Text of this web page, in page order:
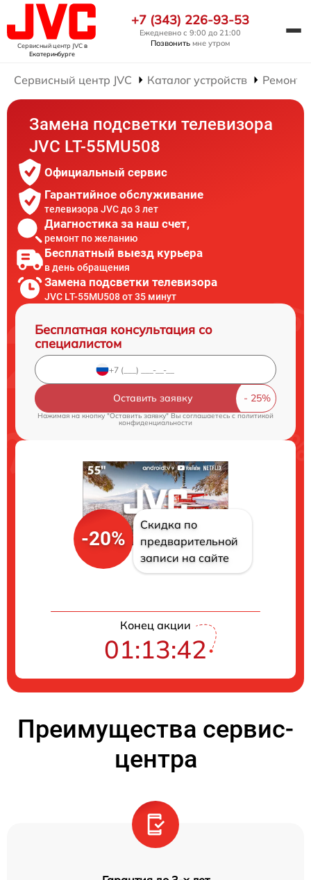
Сервисный центр JVCв
Екатеринбурге
+7 (343) 226-93-53
Ежедневно с 9:00 до 21:00
Позвонить мне утром
Сервисный центр JVC Каталог устройств Ремонт
Замена подсветки телевизора
JVC LT-55MU508
Официальный сервис
Гарантийное обслуживание
телевизора JVC до 3 лет
Диагностика за наш счет,
ремонт по желанию
Бесплатный выезд курьера
в день обращения
Замена подсветки телевизора
JVC LT-55MU508 от 35 минут
Бесплатная консультация со
специалистом
Оставить заявку
Нажимая на кнопку "Оставить заявку" Вы соглашаетесь cполитикой
конфиденциальности
-20%
Скидка по
предварительной
записи на сайте
Конец акции
01:13:41
Преимущества сервис-
центра